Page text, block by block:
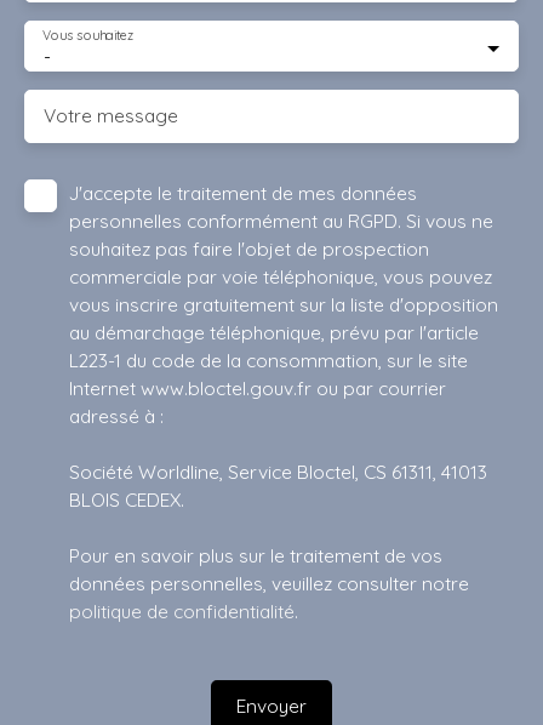
-
Vous souhaitez
Votre message
J'accepte le traitement de mes données
personnelles conformément au RGPD. Si vous ne
souhaitez pas faire l'objet de prospection
commerciale par voie téléphonique, vous pouvez
vous inscrire gratuitement sur la liste d'opposition
au démarchage téléphonique, prévu par l'article
L223-1 du code de la consommation, sur le site
Internet www.bloctel.gouv.fr ou par courrier
adressé à :
Société Worldline, Service Bloctel, CS 61311, 41013
BLOIS CEDEX.
Pour en savoir plus sur le traitement de vos
données personnelles, veuillez consulter notre
politique de confidentialité.
Envoyer